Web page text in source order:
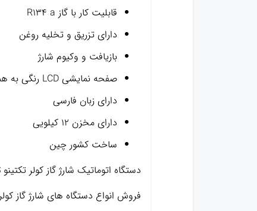
قابلیت کار با گاز R134 a
دارای تزریق و تخلیه روغن
بازیافت و وکیوم شارژ
صفحه نمایشی LCD رنگی به همراه دیتاهای مربوط به انواع خودرو
دارای زبان فارسی
دارای مخزن ۱۲ کیلویی
ساخت کشور چین
دستگاه اتوماتیک شارژ گاز کولر تکتینو RCC-60S
فروش انواع دستگاه های شارژ گاز